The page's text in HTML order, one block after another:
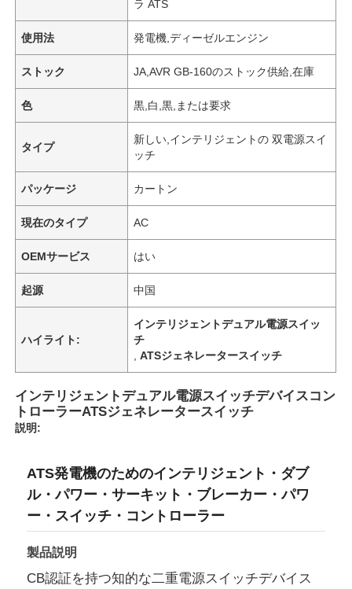
ラ ATS
使用法 発電機,ディーゼルエンジン
ストック JA,AVR GB-160のストック供給,在庫
色 黒,白,黒,または要求
タイプ
新しい,インテリジェントの 双電源スイ
ッチ
パッケージ カートン
現在のタイプ AC
OEMサービス はい
起源 中国
ハイライト:
インテリジェントデュアル電源スイッ
チ
,ATSジェネレータースイッチ
インテリジェントデュアル電源スイッチデバイスコン
トローラーATSジェネレータースイッチ
説明:
ATS発電機のためのインテリジェント・ダブ
ル・パワー・サーキット・ブレーカー・パワ
ー・スイッチ・コントローラー
製品説明
CB認証を持つ知的な二重電源スイッチデバイス